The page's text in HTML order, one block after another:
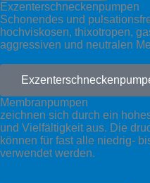
Exzenterschneckenpumpen
Schonendes und
hochviskosen, thixotropen,
aggressiven und neutralen
Membranpumpen
zeichnen sich durch ein
und Vielfältigkeit aus. Die
können für fast alle niedrig-
verwendet werden.